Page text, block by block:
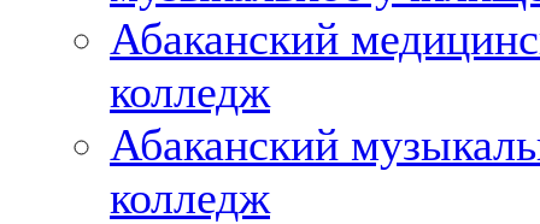
Абаканский
колледж
Абаканский
колледж